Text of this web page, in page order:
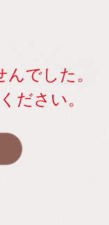
でした。
ださい。